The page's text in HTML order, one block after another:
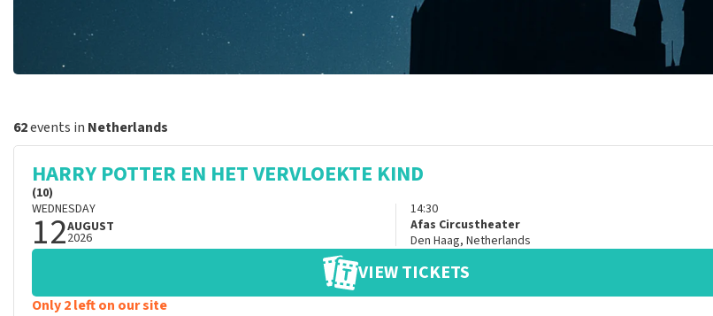
62events in Netherlands
HARRY POTTER EN HET VERVLOEKTE KIND
(10)
WEDNESDAY
12AUGUST
2026
14:30
Afas Circustheater
Den Haag, Netherlands
VIEW TICKETS
Only 2 left on our site